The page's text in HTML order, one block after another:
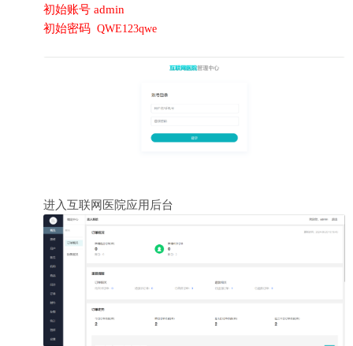
初始账号 admin
初始密码 QWE123qwe
进入互联网医院应用后台